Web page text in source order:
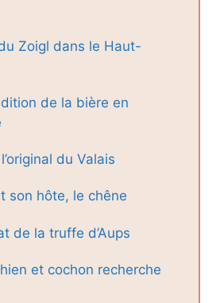
Zoigl dans le Haut-
de la bière en
du Valais
son hôte, le chêne
de la truffe d’Aups
et cochon recherche